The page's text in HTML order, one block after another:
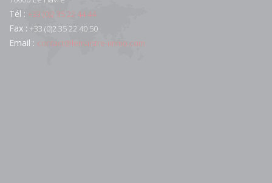
Tél : +33 (0)2 35 22 44 44
Fax : +33 (0)2 35 22 40 50
Email : contact@lemaistre-immo.com